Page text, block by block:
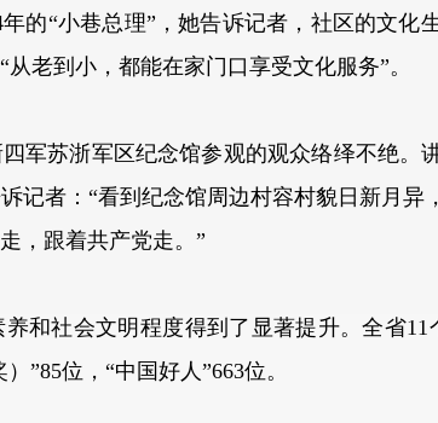
的“小巷总理”，她告诉记者，社区的文
老到小，都能在家门口享受文化服务”。
苏浙军区纪念馆参观的观众络绎不绝。
记者：“看到纪念馆周边村容村貌日新月
，跟着共产党走。”
社会文明程度得到了显著提升。全省11
”85位，“中国好人”663位。